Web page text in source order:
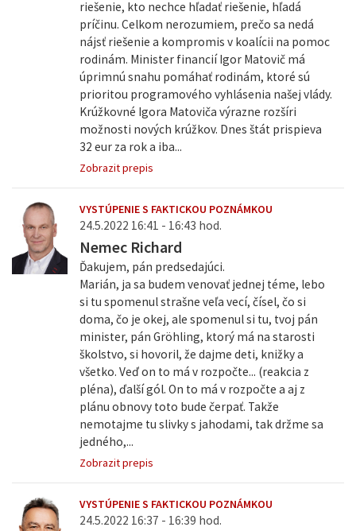
riešenie, kto nechce hľadať riešenie, hľadá
príčinu. Celkom nerozumiem, prečo sa nedá
nájsť riešenie a kompromis v koalícii na pomoc
rodinám. Minister financií Igor Matovič má
úprimnú snahu pomáhať rodinám, ktoré sú
prioritou programového vyhlásenia našej vlády.
Krúžkovné Igora Matoviča výrazne rozšíri
možnosti nových krúžkov. Dnes štát prispieva
32 eur za rok a iba...
Zobrazit prepis
VYSTÚPENIE S FAKTICKOU POZNÁMKOU
24.5.2022 16:41 - 16:43 hod.
Nemec Richard
Ďakujem, pán predsedajúci.
Marián, ja sa budem venovať jednej téme, lebo
si tu spomenul strašne veľa vecí, čísel, čo si
doma, čo je okej, ale spomenul si tu, tvoj pán
minister, pán Gröhling, ktorý má na starosti
školstvo, si hovoril, že dajme deti, knižky a
všetko. Veď on to má v rozpočte... (reakcia z
pléna), ďalší gól. On to má v rozpočte a aj z
plánu obnovy toto bude čerpať. Takže
nemotajme tu slivky s jahodami, tak držme sa
jedného,...
Zobrazit prepis
VYSTÚPENIE S FAKTICKOU POZNÁMKOU
24.5.2022 16:37 - 16:39 hod.